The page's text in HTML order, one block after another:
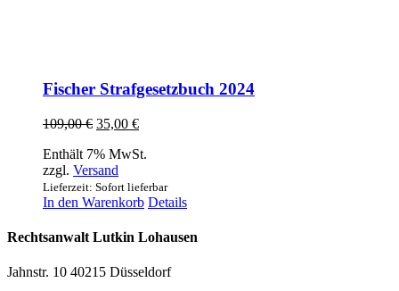
Fischer Strafgesetzbuch 2024
109,00€ Ursprünglicher
war:
109,00 €
35,00 €Aktueller
ist:
Enthält 7% MwSt.
zzgl. Versand
Lieferzeit: Sofort lieferbar
In den Warenkorb Details
Rechtsanwalt Lutkin Lohausen
Jahnstr. 10 40215 Düsseldorf